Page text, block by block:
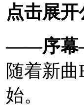
相关来
2019年
日前
点击展
——序
随着新曲
始。